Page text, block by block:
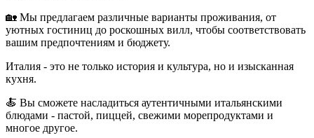
🏡 Мы предлагаем различные варианты проживания, от
уютных гостиниц до роскошных вилл, чтобы соответствовать
вашим предпочтениям и бюджету.
Италия - это не только история и культура, но и изысканная
кухня.
🍝 Вы сможете насладиться аутентичными итальянскими
блюдами - пастой, пиццей, свежими морепродуктами и
многое другое.